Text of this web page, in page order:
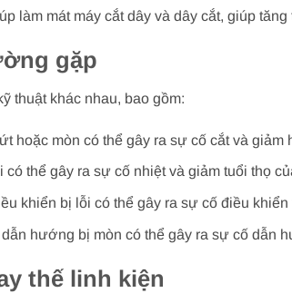
làm mát máy cắt dây và dây cắt, giúp tăng
gặp
thuật khác nhau, bao gồm:
hoặc mòn có thể gây ra sự cố cắt và giảm
thể gây ra sự cố nhiệt và giảm tuổi thọ
khiển bị lỗi có thể gây ra sự cố điều khiển
hướng bị mòn có thể gây ra sự cố dẫn
thế linh kiện